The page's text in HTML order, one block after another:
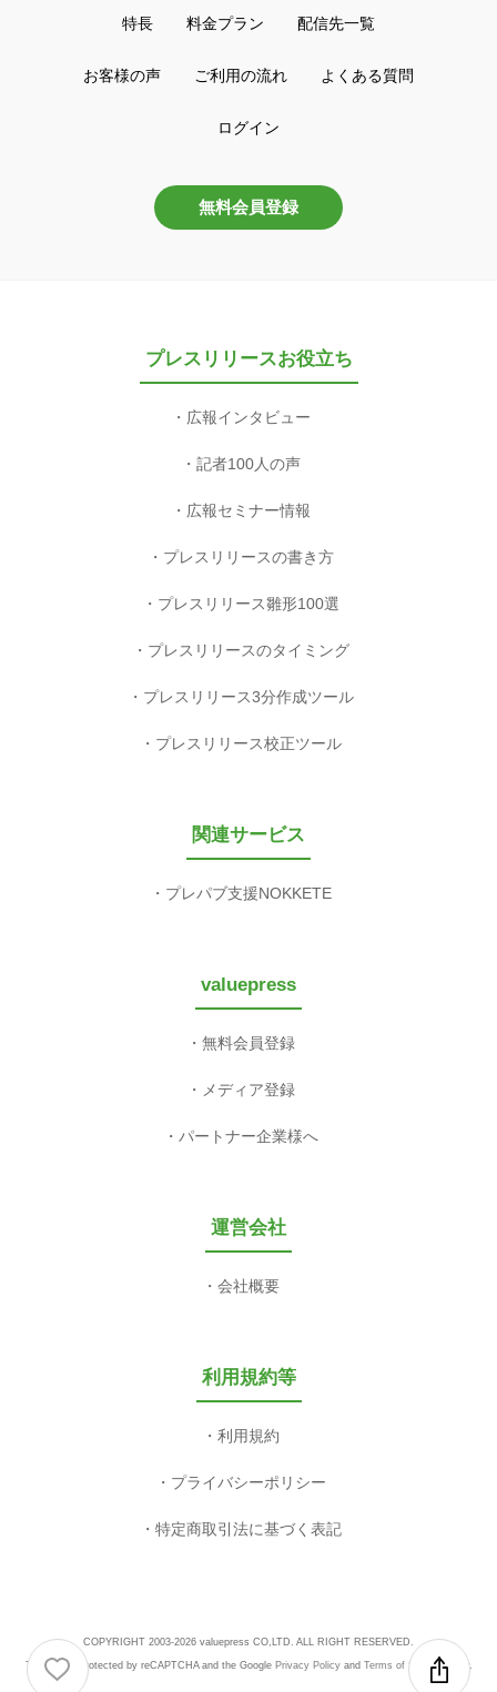
特長 料金プラン 配信先一覧
お客様の声 ご利用の流れ よくある質問
ログイン
無料会員登録
プレスリリースお役立ち
広報インタビュー
記者100人の声
広報セミナー情報
プレスリリースの書き方
プレスリリース雛形100選
プレスリリースのタイミング
プレスリリース3分作成ツール
プレスリリース校正ツール
関連サービス
プレパブ支援NOKKETE
valuepress
無料会員登録
メディア登録
パートナー企業様へ
運営会社
会社概要
利用規約等
利用規約
プライバシーポリシー
特定商取引法に基づく表記
COPYRIGHT 2003-2026 valuepress CO,LTD. ALL RIGHT RESERVED.
This site is protected by reCAPTCHA and the Google Privacy Policyand Terms of Serviceapply.